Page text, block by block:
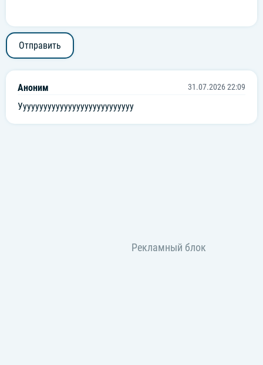
[Постприпев]
Экспонат (Ай), экспонат (Ай), экспонат,
Отправить
Аноним 31.07.2026 22:09
Уууууууууууууууууууууууууууу